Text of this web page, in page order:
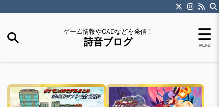
ゲーム情報やCADなどを発信！
詩音ブログ